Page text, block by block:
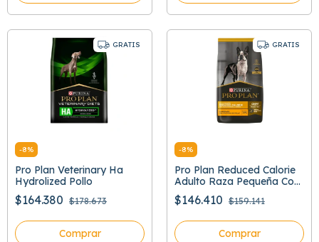
GRATIS
-8%
Pro Plan Veterinary Ha
Hydrolized Pollo
$164.380 $178.673
Comprar
GRATIS
-8%
Pro Plan Reduced Calorie
Adulto Raza Pequeña Con
Optifit
$146.410 $159.141
Comprar